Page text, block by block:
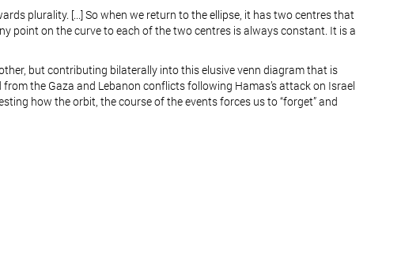
plurality. [...] So when we return to the ellipse, it has two centres that
point on the curve to each of the two centres is always constant. It is a
but contributing bilaterally into this elusive venn diagram that is
the Gaza and Lebanon conflicts following Hamas’s attack on Israel
how the orbit, the course of the events forces us to “forget” and